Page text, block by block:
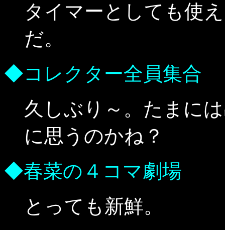
タイマーとしても使
だ。
◆コレクター全員集合
久しぶり～。たまに
に思うのかね？
◆春菜の４コマ劇場
とっても新鮮。